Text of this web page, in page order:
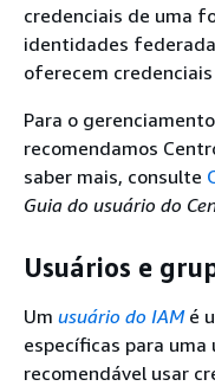
credenciais de uma
identidades
oferecem
Para o
recomendamos
saber mais, consulte
Guia do usuário do
Usuários e
Um usuário do IAMé
específicas para uma
recomendável usar